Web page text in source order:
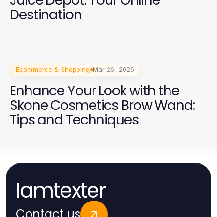
Destination
Ecommerce & Shopping Mar 26, 2026
Enhance Your Look with the
Skone Cosmetics Brow Wand:
Tips and Techniques
Iamtexter